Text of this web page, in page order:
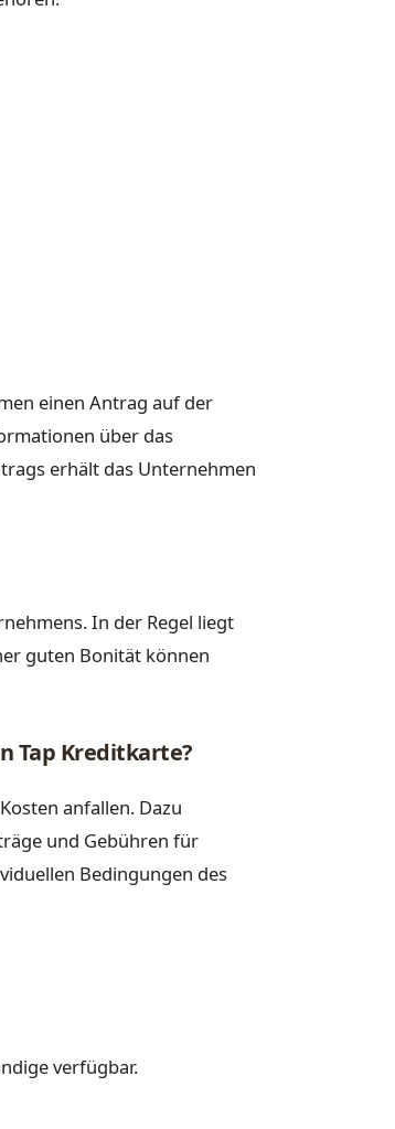
einen Antrag auf der
über das
erhält das Unternehmen
In der Regel liegt
guten Bonität können
Tap Kreditkarte?
anfallen. Dazu
und Gebühren für
Bedingungen des
verfügbar.